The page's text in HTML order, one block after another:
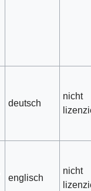
deutsch
nicht
englisch
nicht